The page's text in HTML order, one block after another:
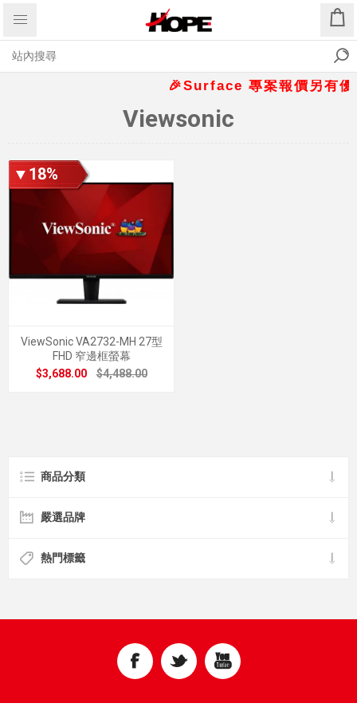
🎉Surface 專案報價另有
Viewsonic
▼18%
ViewSonic VA2732-MH 27型
FHD 窄邊框螢幕
$3,688.00
$4,488.00
商品分類
嚴選品牌
熱門標籤